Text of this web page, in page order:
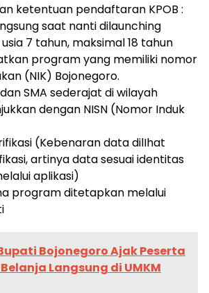
ketentuan pendaftaran KPOB :
saat nanti dilaunching
7 tahun, maksimal 18 tahun
program yang memiliki nomor
(NIK) Bojonegoro.
dan SMA sederajat di wilayah
dengan NISN (Nomor Induk
(Kebenaran data dilIhat
artinya data sesuai identitas
aplikasi)
program ditetapkan melalui
Bojonegoro Ajak Peserta
Langsung di UMKM